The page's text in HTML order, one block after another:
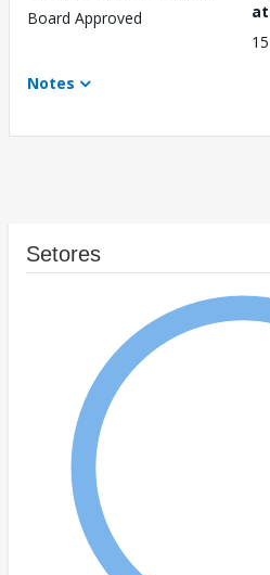
Board Approved
Notes
Setores